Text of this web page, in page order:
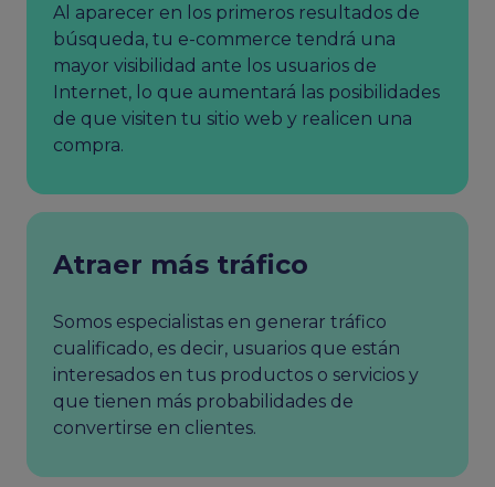
Al aparecer en los primeros resultados de
búsqueda, tu e-commerce tendrá una
mayor visibilidad ante los usuarios de
Internet, lo que aumentará las posibilidades
de que visiten tu sitio web y realicen una
compra.
Atraer más tráfico
Somos especialistas en generar tráfico
cualificado, es decir, usuarios que están
interesados en tus productos o servicios y
que tienen más probabilidades de
convertirse en clientes.